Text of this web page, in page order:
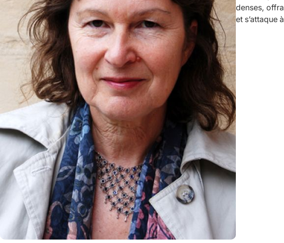
denses,
et s’attaque